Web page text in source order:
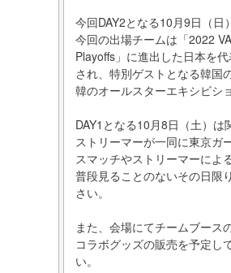
今回DAY2となる10月9日（
今回の出場チームは「2022
Playoffs」に進出した日本を
され、特別ゲストとなる韓国
韓のオールスターエキシビシ
DAY1となる10月8日（土）
ストリーマーが一同に東京ガ
スマッチやストリーマーによ
普段見ることのないその日限
さい。
また、会場にてチームブース
コラボグッズの販売を予定し
い。